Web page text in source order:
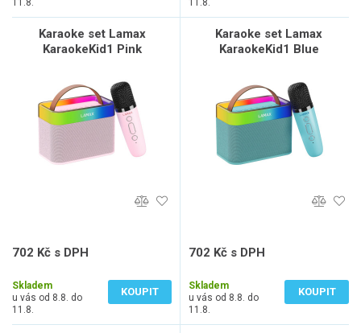
11.8. 11.8.
Karaoke set Lamax
KaraokeKid1 Pink
702 Kč s DPH
Skladem
u vás od 8.8. do
11.8.
KOUPIT
Karaoke set Lamax
KaraokeKid1 Blue
702 Kč s DPH
Skladem
u vás od 8.8. do
11.8.
KOUPIT